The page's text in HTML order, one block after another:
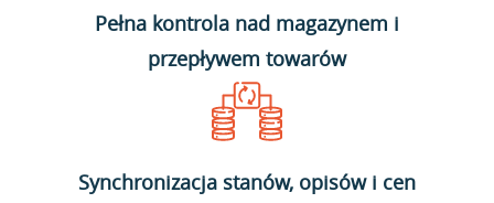
Pełna kontrola nad magazynem i
przepływem towarów
Synchronizacja stanów, opisów i cen